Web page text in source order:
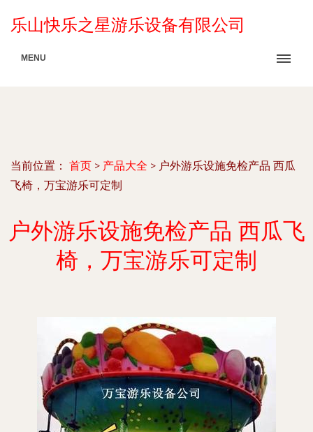
乐山快乐之星游乐设备有限公司
MENU
当前位置： 首页 > 产品大全 > 户外游乐设施免检产品 西瓜
飞椅，万宝游乐可定制
户外游乐设施免检产品 西瓜飞
椅，万宝游乐可定制